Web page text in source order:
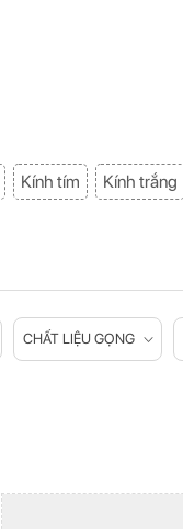
Kính tím Kính trắng
CHẤT LIỆU GỌNG